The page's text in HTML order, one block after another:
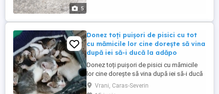
5
Donez toți puișori de pisici cu tot
cu mămicile lor cine dorește să vina
după iei să-i ducă la adăpo
Donez toți puișori de pisici cu mămicile
lor cine dorește să vina după iei să-i ducă
la un adăpost . telefon
Vrani, Caras-Severin